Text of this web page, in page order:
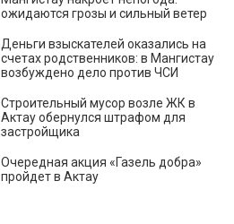
ожидаются грозы и сильный ветер
Деньги взыскателей оказались на
счетах родственников: в Мангистау
возбуждено дело против ЧСИ
Строительный мусор возле ЖК в
Актау обернулся штрафом для
застройщика
Очередная акция «Газель добра»
пройдет в Актау